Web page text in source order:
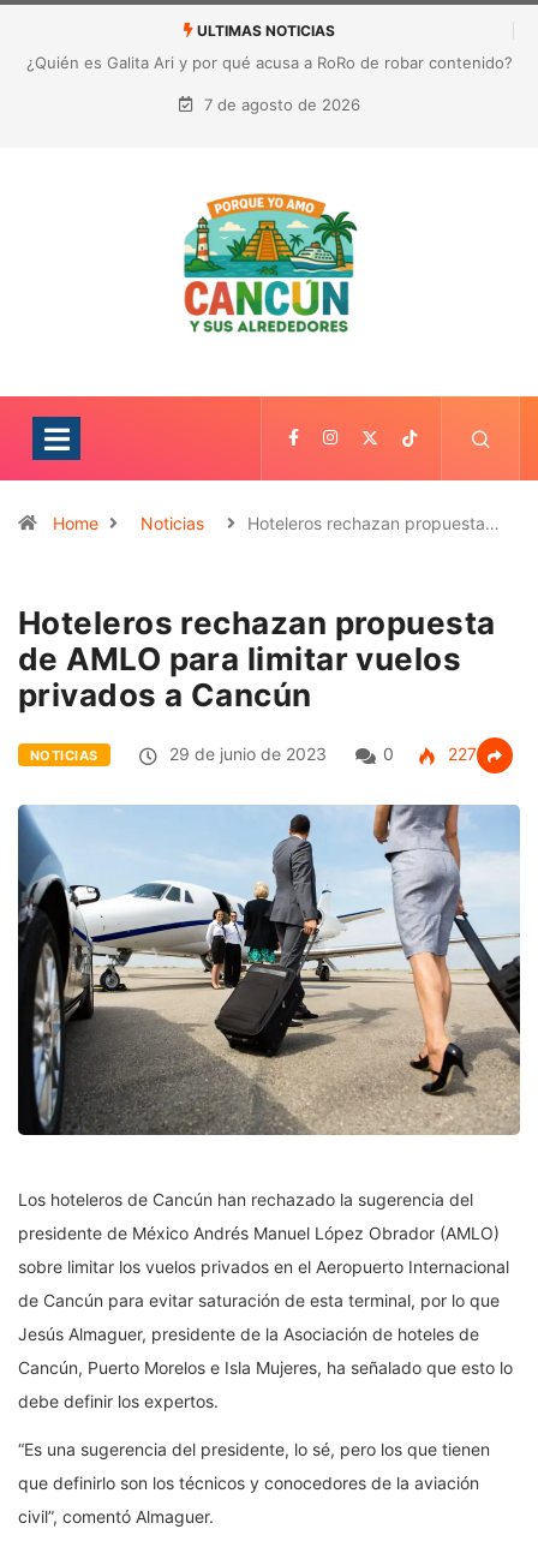
ULTIMAS NOTICIAS
¿Quién es Galita Ari y por qué acusa a RoRo de robar contenido?
La polémica que sacude las redes sociales
7 de agosto de 2026
Home Noticias Hoteleros rechazan propuesta…
Hoteleros rechazan propuesta
de AMLO para limitar vuelos
privados a Cancún
NOTICIAS 29 de junio de 2023 0 227
Los hoteleros de Cancún han rechazado la sugerencia del
presidente de México Andrés Manuel López Obrador (AMLO)
sobre limitar los vuelos privados en el Aeropuerto Internacional
de Cancún para evitar saturación de esta terminal, por lo que
Jesús Almaguer, presidente de la Asociación de hoteles de
Cancún, Puerto Morelos e Isla Mujeres, ha señalado que esto lo
debe definir los expertos.
“Es una sugerencia del presidente, lo sé, pero los que tienen
que definirlo son los técnicos y conocedores de la aviación
civil”, comentó Almaguer.